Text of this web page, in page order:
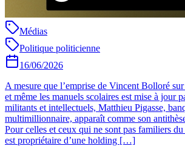
Médias
Politique politicienne
16/06/2026
A mesure que l’emprise de Vincent Bolloré
et même les manuels scolaires est mise à jour
militants et intellectuels, Matthieu Pigasse,
multimillionnaire, apparaît comme son
Pour celles et ceux qui ne sont pas familiers du
est propriétaire d’une holding […]